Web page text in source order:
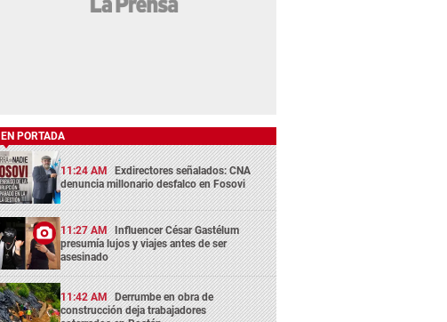
EN PORTADA
11:24 AM Exdirectores señalados: CNA
denuncia millonario desfalco en Fosovi
11:27 AM Influencer César Gastélum
presumía lujos y viajes antes de ser
asesinado
11:42 AM Derrumbe en obra de
construcción deja trabajadores